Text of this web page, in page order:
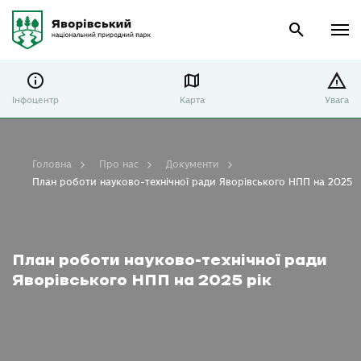
Інфоцентр Карта Увага
План роботи науково-технічної ради
Яворівського НПП на 2025 рік
Головна Про нас
Документи
План роботи науково-технічної ради Яворівського НПП на 2025